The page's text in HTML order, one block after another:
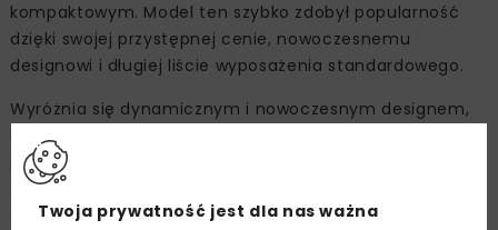
kompaktowym. Model ten szybko zdobył popularność
dzięki swojej przystępnej cenie, nowoczesnemu
designowi i długiej liście wyposażenia standardowego.
Wyróżnia się dynamicznym i nowoczesnym designem,
który przyciąga uwagę na drodze. Przednia część
pojazdu jest zdominowana przez dużą, chromowaną
atrapę chłodnicy, która nawiązuje do tradycyjnych
elementów stylistycznych marki MG. Ostre linie karoserii
Twoja prywatność jest dla nas ważna